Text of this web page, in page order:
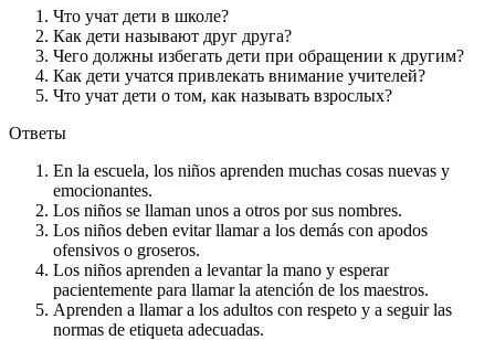
Что учат дети в школе?
Как дети называют друг друга?
Чего должны избегать дети при обращении к другим?
Как дети учатся привлекать внимание учителей?
Что учат дети о том, как называть взрослых?
Ответы
En la escuela, los niños aprenden muchas cosas nuevas y
emocionantes.
Los niños se llaman unos a otros por sus nombres.
Los niños deben evitar llamar a los demás con apodos
ofensivos o groseros.
Los niños aprenden a levantar la mano y esperar
pacientemente para llamar la atención de los maestros.
Aprenden a llamar a los adultos con respeto y a seguir las
normas de etiqueta adecuadas.